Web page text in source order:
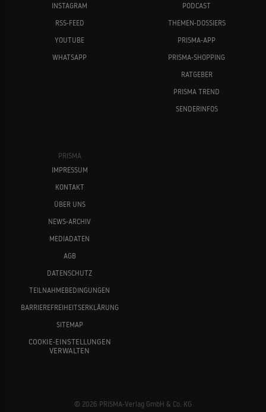
INSTAGRAM
RSS-FEED
YOUTUBE
WHATSAPP
PODCAST
THEMEN-DOSSIERS
PRISMA-APP
PRISMA-SHOPPING
RATGEBER
PRISMA TREND
SENDERINFOS
PRISMA
IMPRESSUM
KONTAKT
ÜBER UNS
NEWS-ARCHIV
MEDIADATEN
AGB
DATENSCHUTZ
TEILNAHMEBEDINGUNGEN
BARRIEREFREIHEITSERKLÄRUNG
SITEMAP
COOKIE-EINSTELLUNGEN
VERWALTEN
© 2026 PRISMA-Verlag GmbH & Co. KG